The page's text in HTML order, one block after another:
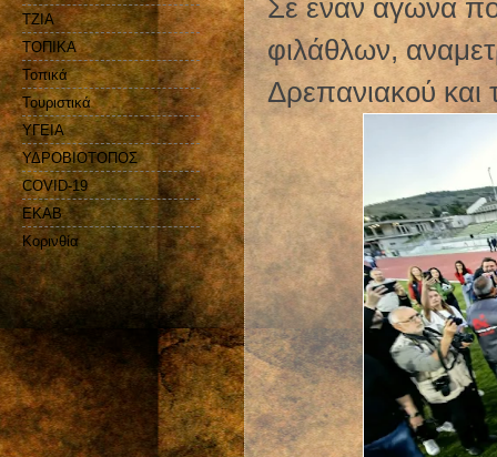
Σε έναν αγώνα
φιλάθλων,
Δρεπανιακού και
ΤΖΙΑ
ΤΟΠΙΚΑ
Τοπικά
Τουριστικά
ΥΓΕΙΑ
ΥΔΡΟΒΙΟΤΟΠΟΣ
COVID-19
EKAB
Kορινθία